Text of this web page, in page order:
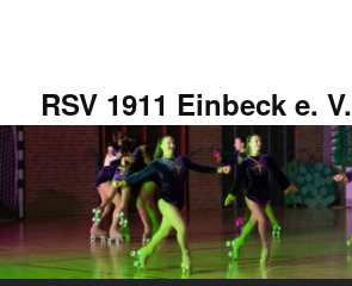
RSV 1911 Einbeck e. V.